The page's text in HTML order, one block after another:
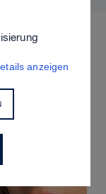
anzeigen